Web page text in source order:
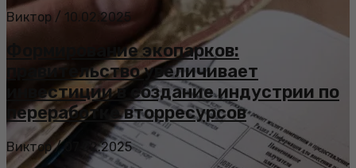
Виктор / 10.02.2025
Формирование экопарков:
правительство увеличивает
инвестиции в создание индустрии по
переработке вторресурсов
Виктор / 07.02.2025